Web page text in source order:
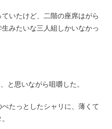
いたけど、二階の座席はがら
みたいな三人組しかいなかっ
と思いながら咀嚼した。
たっとしたシャリに、薄くて